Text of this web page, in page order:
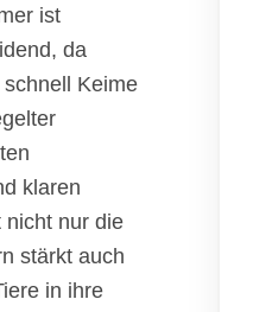
ist
da
Keime
klaren
nicht nur die
stärkt auch
in ihre